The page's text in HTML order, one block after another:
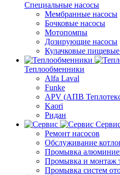
Специальные насосы
Мембранные насосы
Бочковые насосы
Мотопомпы
Дозирующие насосы
Кулачковые
Теплообменники
Alfa Laval
Funke
APV (АПВ
Kaori
Ридан
Ремонт насосов
Обслуживание
Промывка
Промывка и монтаж
Промывка систем